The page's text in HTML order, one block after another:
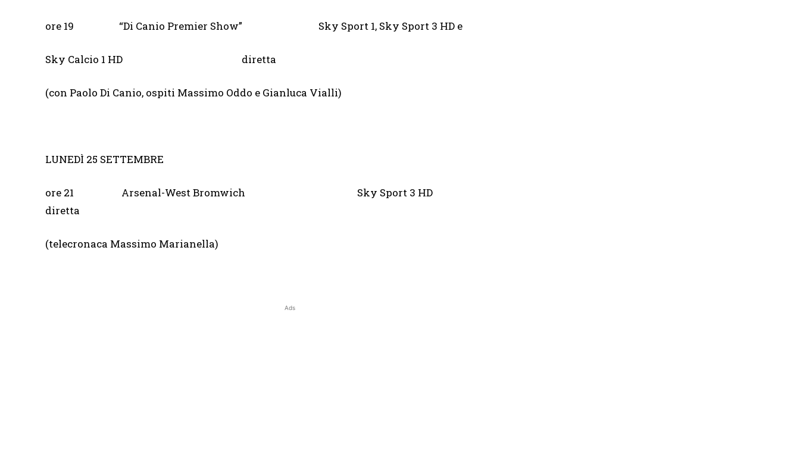
ore 19 “Di Canio Premier Show” Sky Sport 1, Sky Sport 3 HD e
Sky Calcio 1 HD diretta
(con Paolo Di Canio, ospiti Massimo Oddo e Gianluca Vialli)
LUNEDÌ 25 SETTEMBRE
ore 21 Arsenal-West Bromwich Sky Sport 3 HD
diretta
(telecronaca Massimo Marianella)
Ads